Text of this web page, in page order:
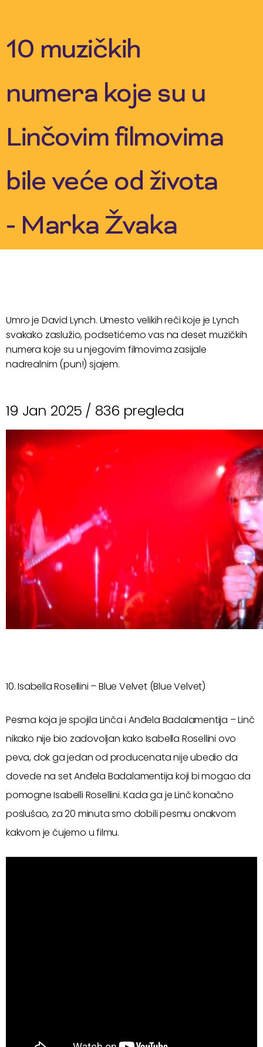
10 muzičkih
numera koje su u
Linčovim filmovima
bile veće od života
- Marka Žvaka
Umro je David Lynch. Umesto velikih reči koje je Lynch
svakako zaslužio, podsetićemo vas na deset muzičkih
numera koje su u njegovim filmovima zasijale
nadrealnim (pun!) sjajem.
19 Jan 2025 / 836 pregleda
10. Isabella Rosellini – Blue Velvet (Blue Velvet)
Pesma koja je spojila Linča i Anđela Badalamentija – Linč
nikako nije bio zadovoljan kako Isabella Rosellini ovo
peva, dok ga jedan od producenata nije ubedio da
dovede na set Anđela Badalamentija koji bi mogao da
pomogne Isabelli Rosellini. Kada ga je Linč konačno
poslušao, za 20 minuta smo dobili pesmu onakvom
kakvom je čujemo u filmu.